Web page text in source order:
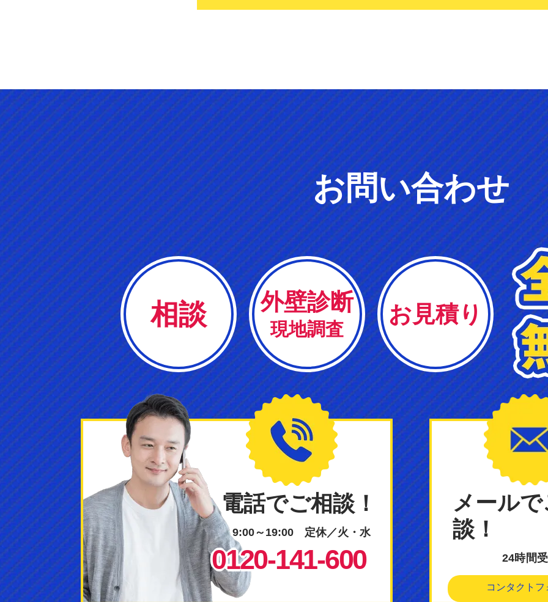
お問い合わせ
相談 外壁診断
現地調査
お見積り
電話でご相談！
9:00～19:00 定休／火・水
0120-141-600
メール
談！
24時間
コンタクトフ